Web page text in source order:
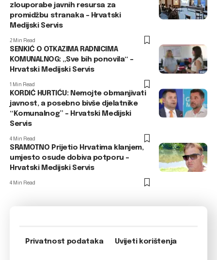
zlouporabe javnih resursa za
promidžbu stranaka – Hrvatski
Medijski Servis
2 Min Read
SENKIĆ O OTKAZIMA RADNICIMA
KOMUNALNOG: „Sve bih ponovila“ –
Hrvatski Medijski Servis
1 Min Read
KORDIĆ HURTIĆU: Nemojte obmanjivati
javnost, a posebno bivše djelatnike
“Komunalnog” – Hrvatski Medijski
Servis
4 Min Read
SRAMOTNO Prijetio Hrvatima klanjem,
umjesto osude dobiva potporu –
Hrvatski Medijski Servis
4 Min Read
Privatnost podataka Uvijeti korištenja